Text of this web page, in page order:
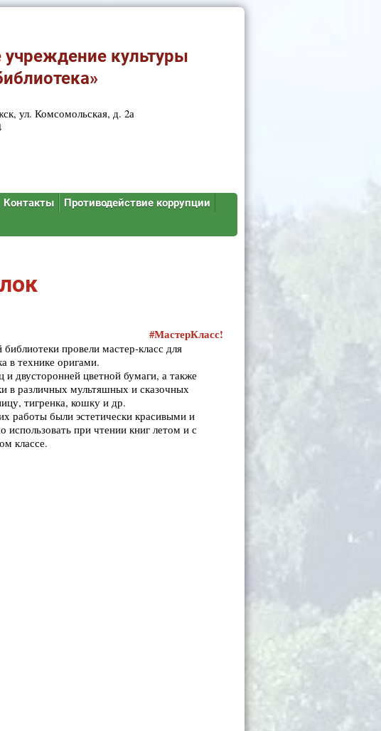
культуры
ул. Комсомольская, д. 2а
Контакты
Противодействие коррупции
#МастерКласс!
провели мастер-класс для
в технике оригами.
двусторонней цветной бумаги, а также
в различных мультяшных и сказочных
тигренка, кошку и др.
работы были эстетически красивыми и
при чтении книг летом и с
классе.